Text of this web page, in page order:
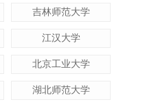
吉林师范大学
江汉大学
北京工业大学
湖北师范大学